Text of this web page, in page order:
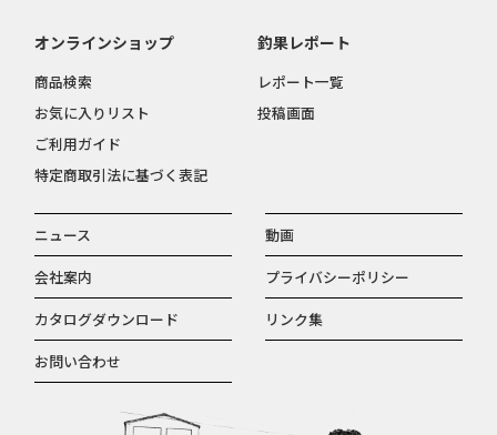
ニュース
動画
会社案内
プライバシーポリシー
カタログダウンロード
リンク集
お問い合わせ
オンラインショップ
商品検索
お気に入りリスト
ご利用ガイド
特定商取引法に基づく表記
釣果レポート
レポート一覧
投稿画面